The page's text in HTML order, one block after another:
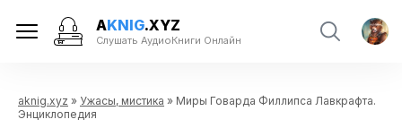
AKNIG.XYZ
Слушать АудиоКниги Онлайн
aknig.xyz » Ужасы, мистика » Миры Говарда Филлипса Лавкрафта.
Энциклопедия